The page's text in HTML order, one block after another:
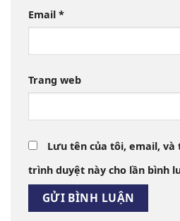
Email *
Trang web
Lưu tên của tôi, email,
trình duyệt này cho lần bình